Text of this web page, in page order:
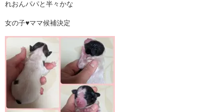
れおんパパと半々かな
女の子♥ママ候補決定